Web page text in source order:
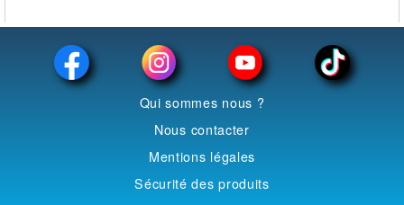
Qui sommes nous ?
Nous contacter
Mentions légales
Sécurité des produits